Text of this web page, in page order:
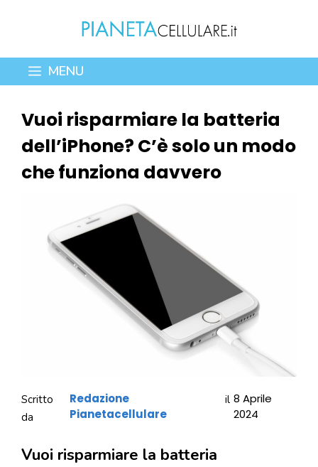
contenuto
MENU
Vuoi risparmiare la batteria
dell’iPhone? C’è solo un modo
che funziona davvero
Scritto
da
Redazione
Pianetacellulare
il 8 Aprile
2024
Vuoi risparmiare la batteria